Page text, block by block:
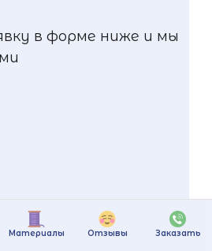
Материалы Отзывы Заказать
в форме ниже и мы